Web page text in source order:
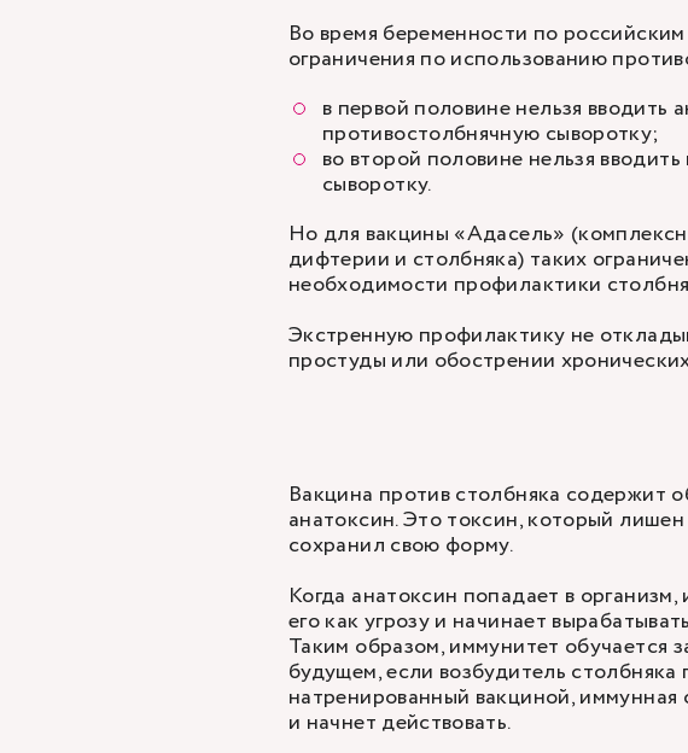
Во время беременности по
ограничения по использованию
в первой половине нельзя вводить
противостолбнячную сыворотку;
во второй половине нельзя
сыворотку.
Но для вакцины «Адасель»
дифтерии и столбняка) таких
необходимости профилактики
Экстренную профилактику не
простуды или обострении
Вакцина против столбняка содержит
анатоксин. Это токсин, который
сохранил свою форму.
Когда анатоксин попадает в
его как угрозу и начинает
Таким образом, иммунитет обучается
будущем, если возбудитель столбняка
натренированный вакциной, иммунная
и начнет действовать.